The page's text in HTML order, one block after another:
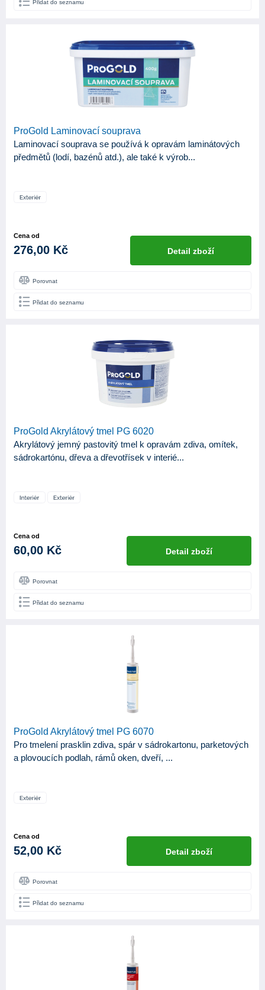
Přidat do seznamu
ProGold Laminovací souprava
Laminovací souprava se používá k opravám laminátových
předmětů (lodí, bazénů atd.), ale také k výrob...
Cena od
276,00 Kč Detail zboží
Porovnat
Přidat do seznamu
ProGold Akrylátový tmel PG 6020
Akrylátový jemný pastovitý tmel k opravám zdiva, omítek,
sádrokartónu, dřeva a dřevotřísek v interié...
Cena od
60,00 Kč Detail zboží
Porovnat
Přidat do seznamu
ProGold Akrylátový tmel PG 6070
Pro tmelení prasklin zdiva, spár v sádrokartonu, parketových
a plovoucích podlah, rámů oken, dveří, ...
Cena od
52,00 Kč Detail zboží
Porovnat
Přidat do seznamu